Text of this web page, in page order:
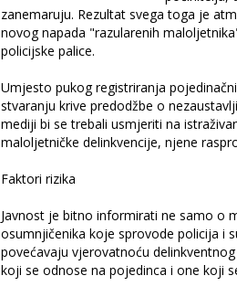
zanemaruju. Rezultat svega toga je
novog napada "razularenih
policijske palice.
Umjesto pukog registriranja
stvaranju krive predodžbe o
mediji bi se trebali usmjeriti na
maloljetničke delinkvencije, njene
Faktori rizika
Javnost je bitno informirati ne samo o
osumnjičenika koje sprovode policija i
povećavaju vjerovatnoću
koji se odnose na pojedinca i one koji